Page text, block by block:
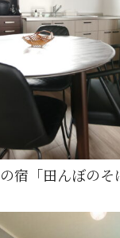
宿「田んぼのそ